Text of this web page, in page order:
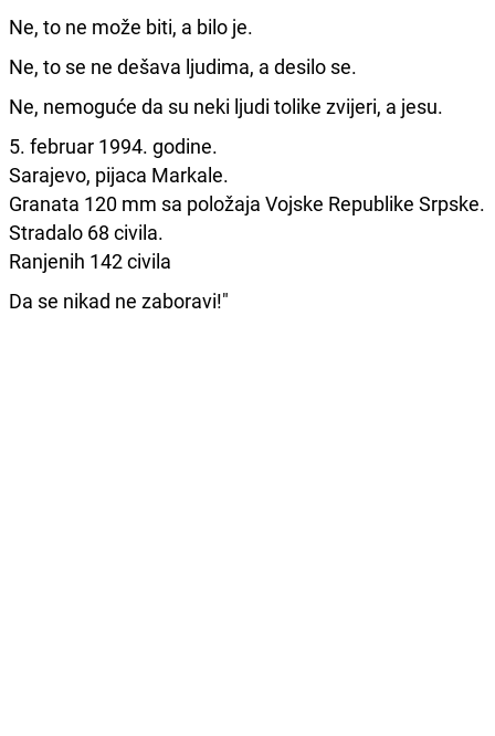
Ne, to ne može biti, a bilo je.
Ne, to se ne dešava ljudima, a desilo se.
Ne, nemoguće da su neki ljudi tolike zvijeri, a jesu.
5. februar 1994. godine.
Sarajevo, pijaca Markale.
Granata 120 mm sa položaja Vojske Republike Srpske.
Stradalo 68 civila.
Ranjenih 142 civila
Da se nikad ne zaboravi!"